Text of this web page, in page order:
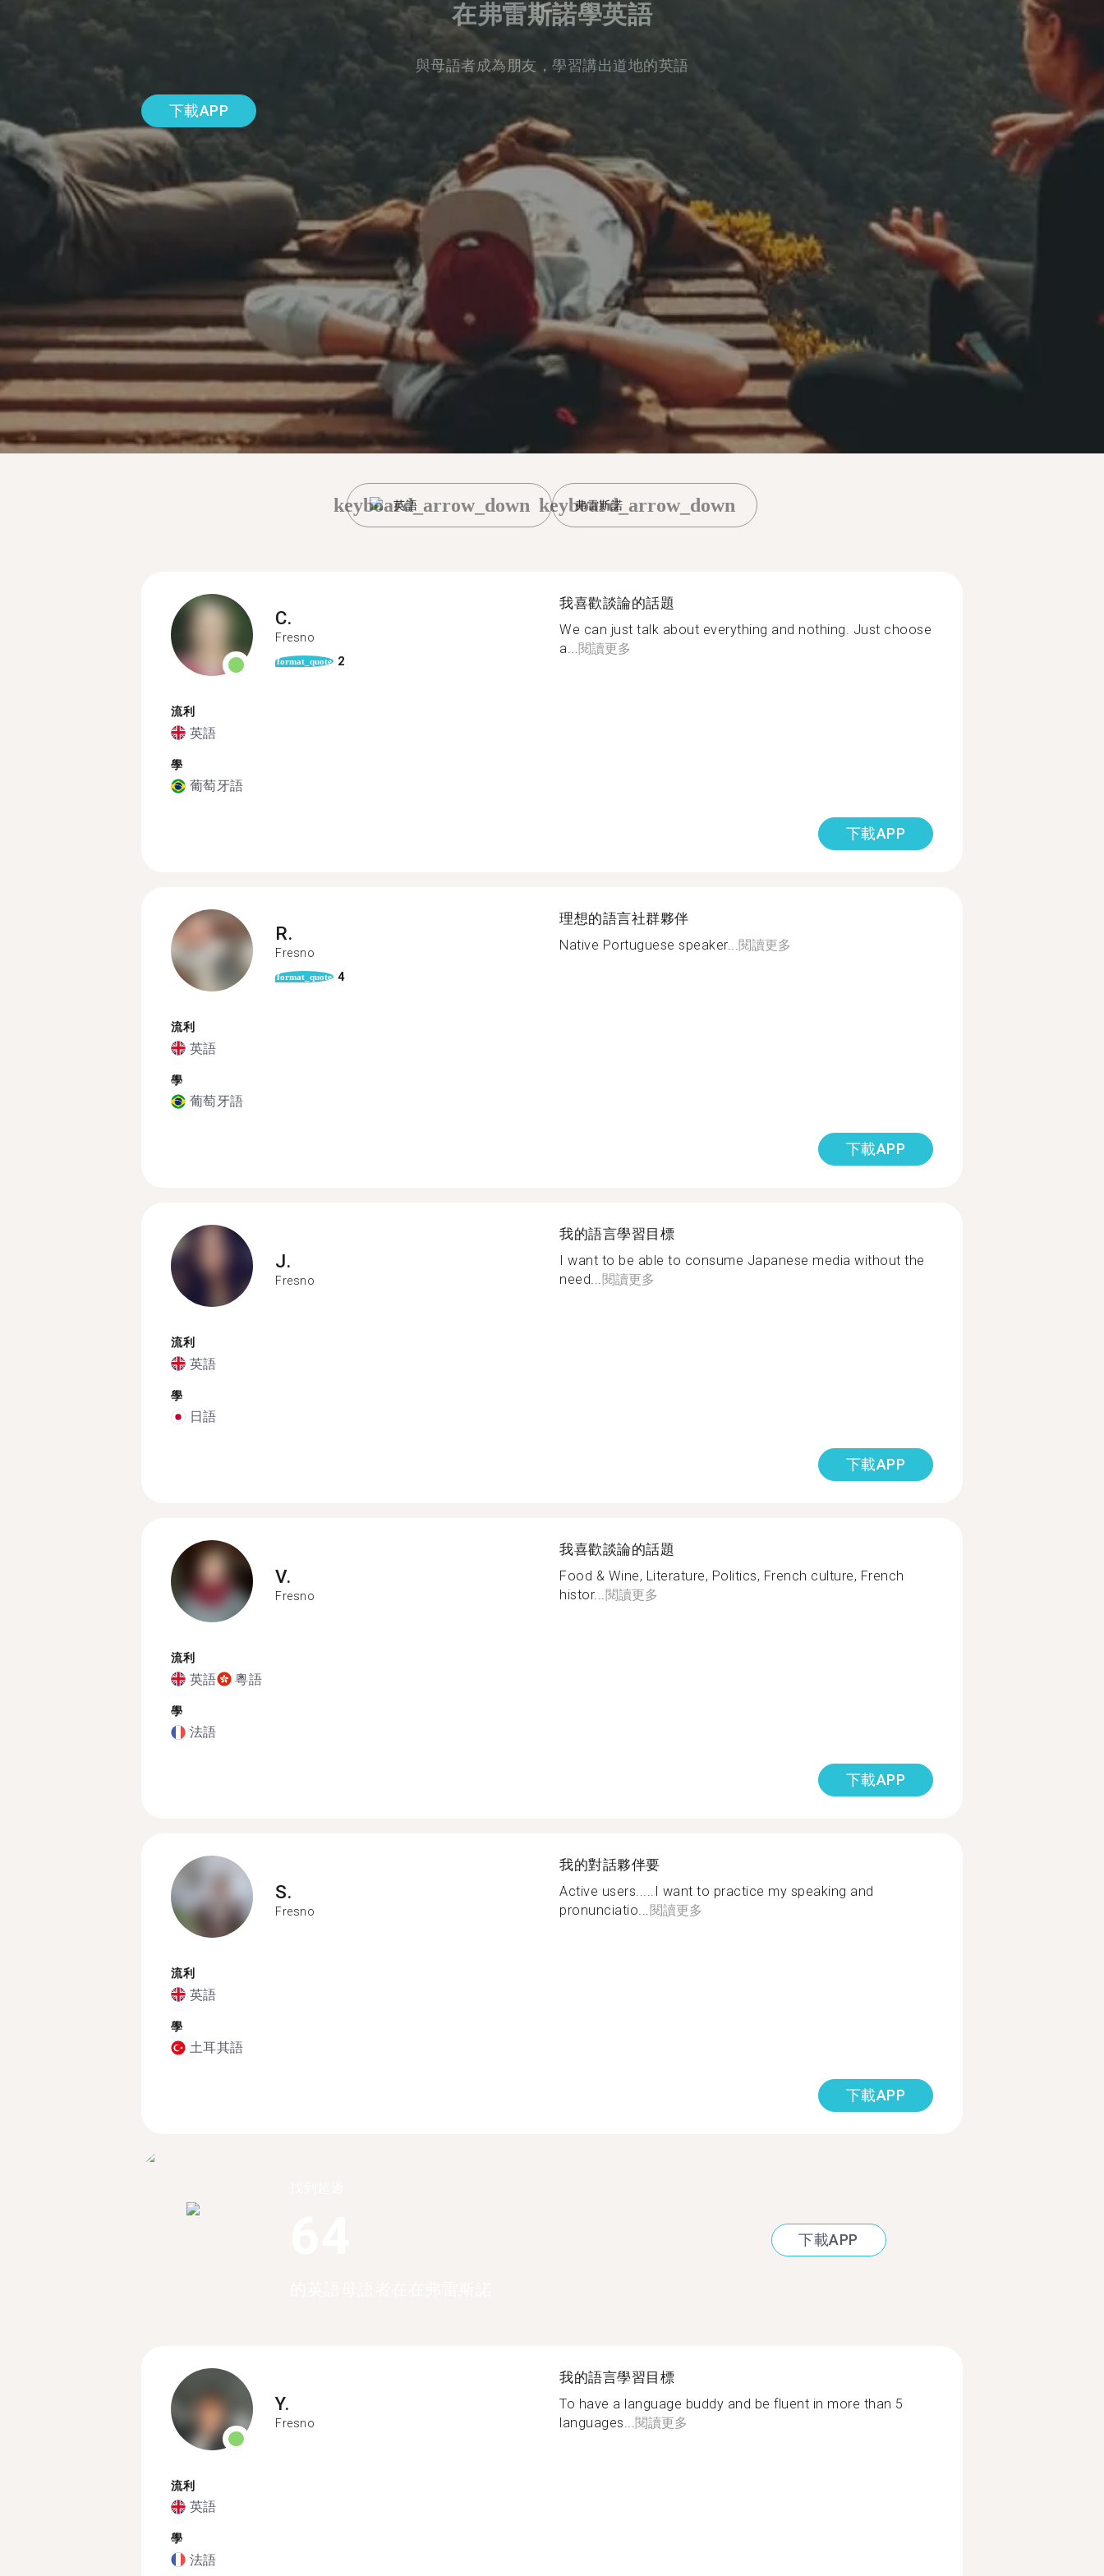
在弗雷斯諾學英語
與母語者成為朋友，學習講出道地的英語
下載APP
英語
keyboard_arrow_down 弗雷斯諾
keyboard_arrow_down
C.
Fresno
format_quote 2
流利
英語
學
葡萄牙語
我喜歡談論的話題
We can just talk about everything and nothing. Just choose
a...閱讀更多
下載APP
R.
Fresno
format_quote 4
流利
英語
學
葡萄牙語
理想的語言社群夥伴
Native Portuguese speaker...閱讀更多
下載APP
J.
Fresno
流利
英語
學
日語
我的語言學習目標
I want to be able to consume Japanese media without the
need...閱讀更多
下載APP
V.
Fresno
流利
英語 粵語
學
法語
我喜歡談論的話題
Food & Wine, Literature, Politics, French culture, French
histor...閱讀更多
下載APP
S.
Fresno
流利
英語
學
土耳其語
我的對話夥伴要
Active users.....I want to practice my speaking and
pronunciatio...閱讀更多
下載APP
下載APP
Y.
Fresno
流利
英語
學
法語
我的語言學習目標
To have a language buddy and be fluent in more than 5
languages... 閱讀更多